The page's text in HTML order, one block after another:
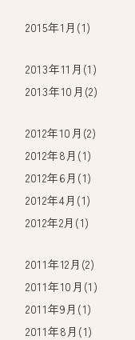
2015年1月(1)
2013年11月(1)
2013年10月(2)
2012年10月(2)
2012年8月(1)
2012年6月(1)
2012年4月(1)
2012年2月(1)
2011年12月(2)
2011年10月(1)
2011年9月(1)
2011年8月(1)